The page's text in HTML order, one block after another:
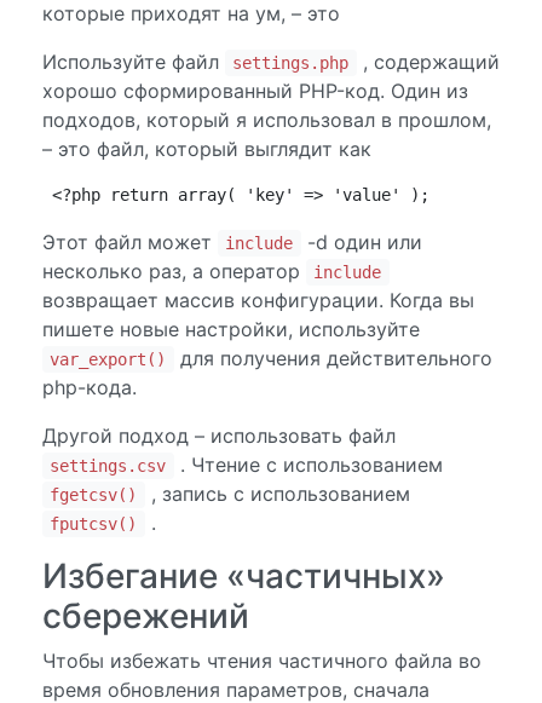
которые приходят на ум, – это
Используйте файл
settings.php
, содержащий
хорошо сформированный PHP-код. Один из
подходов, который я использовал в прошлом,
– это файл, который выглядит как
<?php return array( 'key' => 'value' );
Этот файл может include
-d один или
несколько раз, а оператор
include
возвращает массив конфигурации. Когда вы
пишете новые настройки, используйте
var_export()
для получения действительного
php-кода.
Другой подход – использовать файл
settings.csv . Чтение с использованием
fgetcsv() , запись с использованием
fputcsv() .
Избегание «частичных»
сбережений
Чтобы избежать чтения частичного файла во
время обновления параметров, сначала